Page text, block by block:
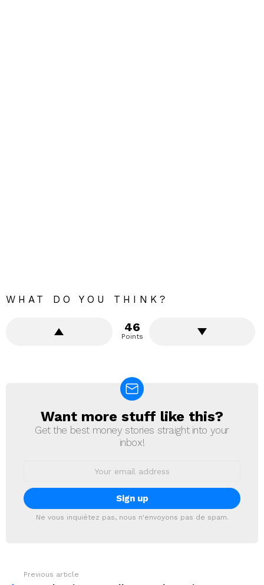
WHAT DO YOU THINK?
46
Points
NEWSLETTER
Want more stuff like this?
Get the best money stories straight into your
inbox!
Ne vous inquiétez pas, nous n'envoyons pas de spam.
Previous article